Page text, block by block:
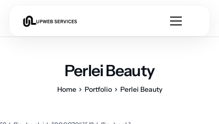
Perlei Beauty
Home Portfolio Perlei Beauty